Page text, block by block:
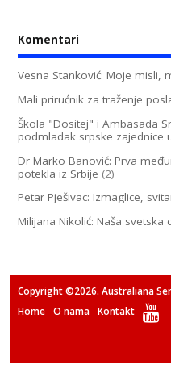
Komentari
Vesna Stanković: Moje misli,
Mali prirućnik za traženje
Škola "Dositej" i Ambasada
podmladak srpske zajednice
Dr Marko Banović: Prva
potekla iz Srbije (2)
Petar Pješivac: Izmaglice,
Milijana Nikolić: Naša svetska
Copyright ©2026. Australiana
Home O nama Kontakt